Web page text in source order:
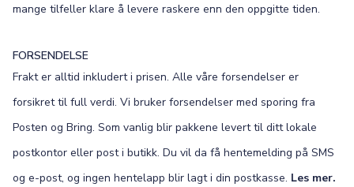
mange tilfeller klare å levere raskere enn den oppgitte tiden.
FORSENDELSE
Frakt er alltid inkludert i prisen. Alle våre forsendelser er
forsikret til full verdi. Vi bruker forsendelser med sporing fra
Posten og Bring. Som vanlig blir pakkene levert til ditt lokale
postkontor eller post i butikk. Du vil da få hentemelding på SMS
og e-post, og ingen hentelapp blir lagt i din postkasse. Les mer.